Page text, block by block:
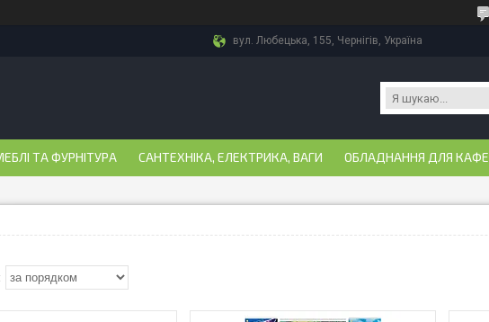
вул. Любецька, 155, Чернігів, Україна
ТА ФУРНІТУРА САНТЕХНІКА, ЕЛЕКТРИКА, ВАГИ ОБЛАДНАННЯ ДЛЯ КАФЕ